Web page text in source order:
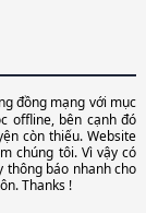
đồng mạng với mục
offline, bên cạnh đó
còn thiếu. Website
chúng tôi. Vì vậy có
thông báo nhanh cho
Thanks !